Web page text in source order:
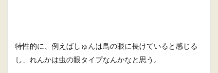
特性的に、例えばしゅんは鳥の眼に長けていると感じる
し、れんかは虫の眼タイプなんかなと思う。